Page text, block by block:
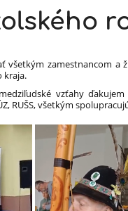
všetkým zamestnancom a
kraja.
vzťahy
RUŠS, všetkým